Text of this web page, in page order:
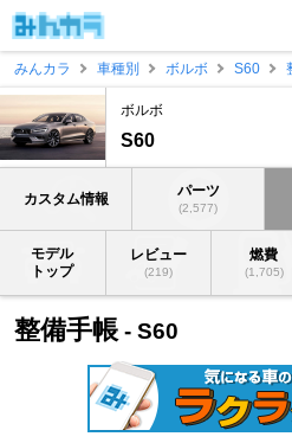
みんカラ
車種別 ボルボ S60
ボルボ
S60
カスタム情報 パーツ
(2,577)
モデル
トップ
レビュー
(219)
燃費
(1,705)
整備手帳 - S60